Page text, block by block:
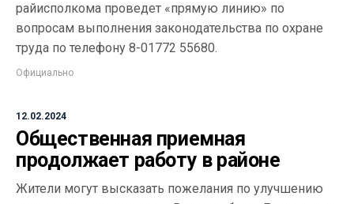
райисполкома проведет «прямую линию» по
вопросам выполнения законодательства по охране
труда по телефону 8-01772 55680.
Официально
12.02.2024
Общественная приемная
продолжает работу в районе
Жители могут высказать пожелания по улучшению